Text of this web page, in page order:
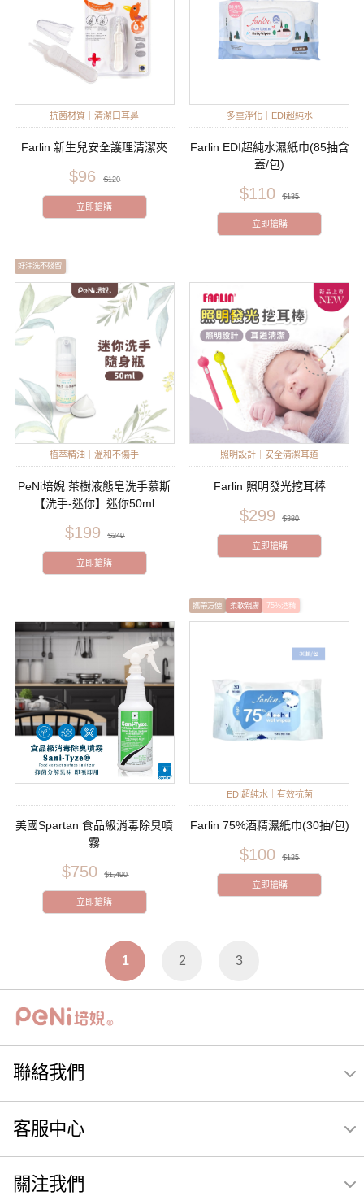
抗菌材質｜清潔口耳鼻
Farlin 新生兒安全護理清潔夾
$96 $120
立即搶購
多重淨化｜EDI超純水
Farlin EDI超純水濕紙巾(85抽含
蓋/包)
$110 $135
立即搶購
好沖洗不殘留
植萃精油｜溫和不傷手
PeNi培婗 茶樹液態皂洗手慕斯
【洗手-迷你】迷你50ml
$199 $249
立即搶購
照明設計｜安全清潔耳道
Farlin 照明發光挖耳棒
$299 $380
立即搶購
美國Spartan 食品級消毒除臭噴
霧
$750 $1,490
立即搶購
攜帶方便 柔軟親膚 75%酒精
EDI超純水｜有效抗菌
Farlin 75%酒精濕紙巾(30抽/包)
$100 $125
立即搶購
1 2 3
聯絡我們
客服中心
關注我們